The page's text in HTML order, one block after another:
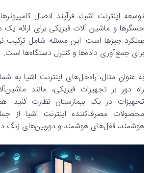
توسعه اینترنت اشیاء فرآیند اتصال
حسگرها و ماشین آلات فیزیکی برای ارائه یک
عملکرد چیزها است. این مسئله شامل ترکیب
برای جمع‌آوری داده‌ها و کنترل دستگاه‌ها است.
به عنوان مثال، راه‌حل‌های اینترنت اشیا به
راه دور بر تجهیزات فیزیکی، مانند
تجهیزات در یک بیمارستان نظارت کنید.
محصولات مصرف‌کننده اینترنت اشیا از
هوشمند، قفل‌های هوشمند و دوربین‌های زنگ